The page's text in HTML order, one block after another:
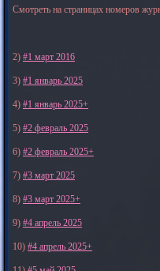
Смотреть на страницах номеров
2) #1 март 2016
3) #1 январь 2025
4) #1 январь 2025+
5) #2 февраль 2025
6) #2 февраль 2025+
7) #3 март 2025
8) #3 март 2025+
9) #4 апрель 2025
10) #4 апрель 2025+